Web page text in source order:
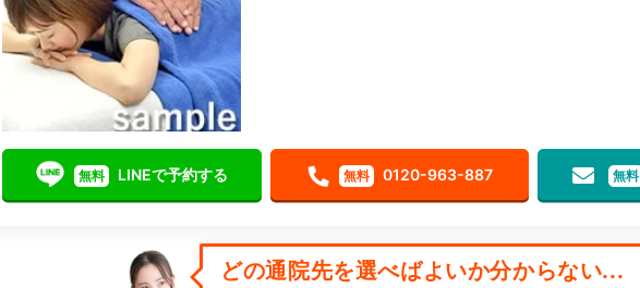
無料 LINEで予約する 無料 0120-963-887 無料
どの通院先を選べばよいか分からない...